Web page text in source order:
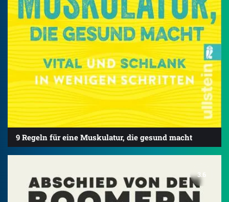
9 Regeln für eine Muskulatur, die gesund macht
3.6